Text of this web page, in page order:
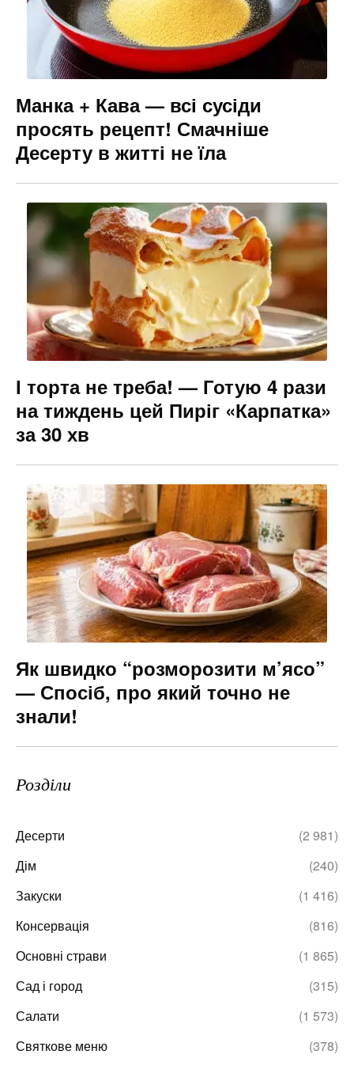
Манка + Кава — всі сусіди
просять рецепт! Смачніше
Десерту в житті не їла
І торта не треба! — Готую 4 рази
на тиждень цей Пиріг «Карпатка»
за 30 хв
Як швидко “розморозити м’ясо”
— Спосіб, про який точно не
знали!
Розділи
Десерти
(2 981)
Дім
(240)
Закуски
(1 416)
Консервація
(816)
Основні страви
(1 865)
Сад і город
(315)
Салати
(1 573)
Святкове меню
(378)